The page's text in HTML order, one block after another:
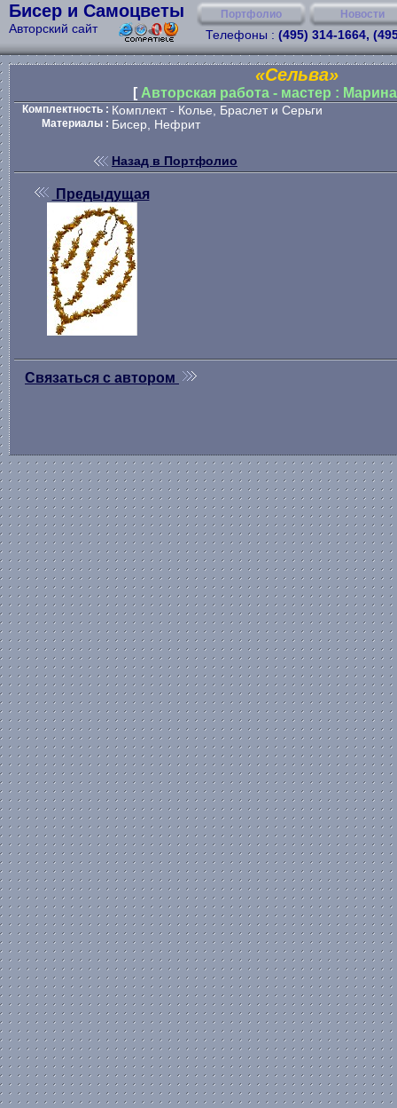
Бисер и Самоцветы
Авторский сайт
Портфолио Новости
Телефоны : (495) 314-1664,
«Сельва»
[Авторская работа - мастер :
Комплектность : Комплект - Колье, Браслет и Серьги
Материалы : Бисер, Нефрит
Назад в Портфолио
Предыдущая
Связаться с автором